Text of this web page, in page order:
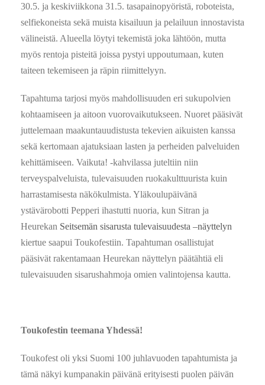
30.5. ja keskiviikkona 31.5. tasapainopyöristä, roboteista,
selfiekoneista sekä muista kisailuun ja pelailuun innostavista
välineistä. Alueella löytyi tekemistä joka lähtöön, mutta
myös rentoja pisteitä joissa pystyi uppoutumaan, kuten
taiteen tekemiseen ja räpin riimittelyyn.
Tapahtuma tarjosi myös mahdollisuuden eri sukupolvien
kohtaamiseen ja aitoon vuorovaikutukseen. Nuoret pääsivät
juttelemaan maakuntauudistusta tekevien aikuisten kanssa
sekä kertomaan ajatuksiaan lasten ja perheiden palveluiden
kehittämiseen. Vaikuta! -kahvilassa juteltiin niin
terveyspalveluista, tulevaisuuden ruokakulttuurista kuin
harrastamisesta näkökulmista. Yläkoulupäivänä
ystävärobotti Pepperi ihastutti nuoria, kun Sitran ja
Heurekan Seitsemän sisarusta tulevaisuudesta –näyttelyn
kiertue saapui Toukofestiin. Tapahtuman osallistujat
pääsivät rakentamaan Heurekan näyttelyn päätähtiä eli
tulevaisuuden sisarushahmoja omien valintojensa kautta.
Toukofestin teemana Yhdessä!
Toukofest oli yksi Suomi 100 juhlavuoden tapahtumista ja
tämä näkyi kumpanakin päivänä erityisesti puolen päivän